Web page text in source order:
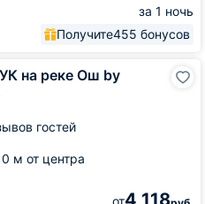
за 1 ночь
Получите455 бонусов
на реке Ош by
гостей
0 м от центра
от4 118